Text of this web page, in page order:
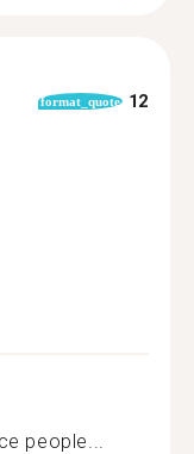
format_quote 12
people...